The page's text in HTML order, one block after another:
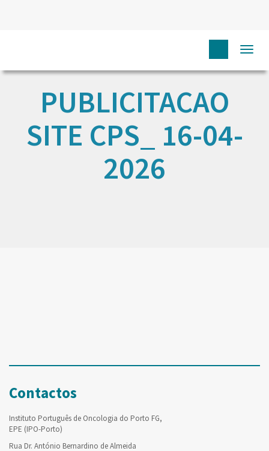
PUBLICITACAO
SITE CPS_ 16-04-
2026
Contactos
Instituto Português de Oncologia do Porto FG,
EPE (IPO-Porto)
Rua Dr. António Bernardino de Almeida